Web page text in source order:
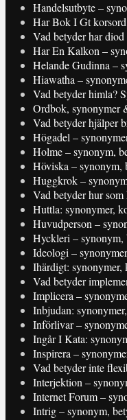
Handelsutbyte –
Har Bok I Gt
Vad betyder har
Har En Kalkon –
Helande Gudinna –
Hiawatha –
Vad betyder himla?
Ordbok, synonymer
Vad betyder hjälper
Högadel –
Holme – synonym,
Höviska – synonym,
Huggkrok –
Vad betyder hur
Huttla: synonymer,
Huvudperson –
Hyckleri – synonym,
Ideologi –
Ihärdigt:
Vad betyder
Implicera –
Inbjudan:
Införlivar –
Ingår I Kata:
Inspirera –
Vad betyder inte
Interjektion –
Internet Forum –
Intrig – synonym,